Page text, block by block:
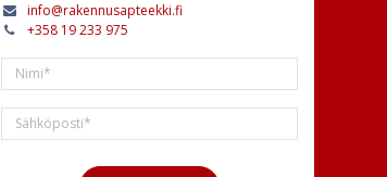
info@rakennusapteekki.fi
+358 19 233 975